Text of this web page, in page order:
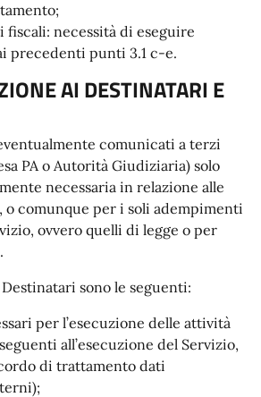
fiscali: necessità di eseguire
precedenti punti 3.1 c-e.
AI DESTINATARI E
comunicati a terzi
PA o Autorità Giudiziaria) solo
necessaria in relazione alle
comunque per i soli adempimenti
ovvero quelli di legge o per
sono le seguenti:
per l’esecuzione delle attività
all’esecuzione del Servizio,
di trattamento dati